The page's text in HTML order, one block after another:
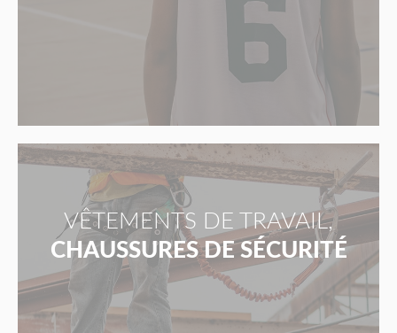
VÊTEMENTS DE TRAVAIL,
CHAUSSURES DE SÉCURITÉ